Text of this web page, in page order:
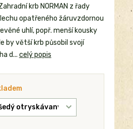
krb NORMAN z řady
opatřeného žáruvzdornou
uhlí, popř. menší kousky
by větší krb působil svojí
d... celý popis